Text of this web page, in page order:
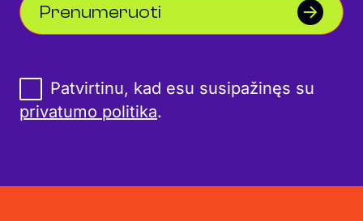
Prenumeruoti
Patvirtinu, kad esu susipažinęs su
privatumo politika.